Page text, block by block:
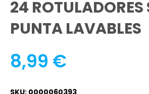
24 ROTULADORES
PUNTA LAVABLES
8,99 €